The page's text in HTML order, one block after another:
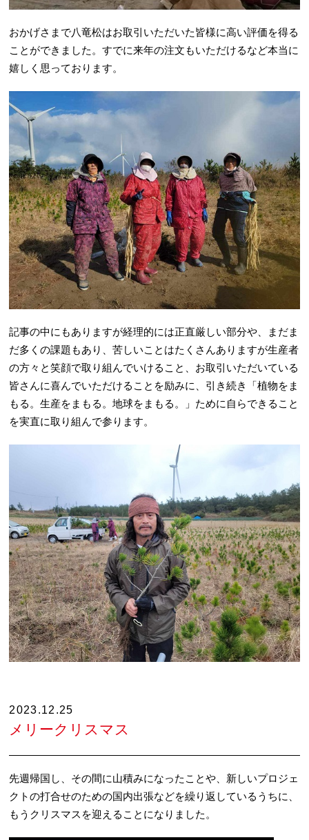
おかげさまで八竜松はお取引いただいた皆様に高い評価を得る
ことができました。すでに来年の注文もいただけるなど本当に
嬉しく思っております。
記事の中にもありますが経理的には正直厳しい部分や、まだま
だ多くの課題もあり、苦しいことはたくさんありますが生産者
の方々と笑顔で取り組んでいけること、お取引いただいている
皆さんに喜んでいただけることを励みに、引き続き「植物をま
もる。生産をまもる。地球をまもる。」ために自らできること
を実直に取り組んで参ります。
2023.12.25
メリークリスマス
先週帰国し、その間に山積みになったことや、新しいプロジェ
クトの打合せのための国内出張などを繰り返しているうちに、
もうクリスマスを迎えることになりました。